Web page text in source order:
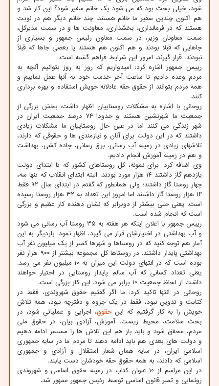
شود، خیلی بحث بود که می شود یک خانم سفیر شود؟ این کار شد و
هم اکنون چندین سفیر ما خانم هستند. چند خانم دیگر هم در نوبت
هستند که در فرمانداری، بخشداری، معاونت ها و در سمت مدیرکل،
سمت معاونان وزیر، در سمت معاون رئیس جمهور و بسیاری از
جاهایی که قبلا بودند و هم اکنون هم هستند یا بعضی جاها که قبلاً
نبودند، قرار گیرند. امروز این شرایط فراهم گشته است.
رییس جمهور اشاره کرد: امیدواریم که روز به روز بتوانیم آنچه به
مردم وعده دادیم تا ساعت آخر خدمت خود به آنها عمل نماییم و
همه مردم بتوانند از حقوق حقه عادلانه خویش استفاده و بهره برداری
کنند.
روحانی با اشاره به مشکلات روستاییان اظهار داشت: بخش بزرگی از
جمعیت ما شهرنشین هستند و حدودا ۷۴ درصد جمعیت ایران در
شهر زندگی می کنند اما در عین حال روستاییان ما مشکلات زیادی
داشتند که در این دولت برای آنان و نیازمندی ها و حقوقی که دارند،
تلاشهای زیادی در زمینه آب رسانی، برق رسانی، جاده کشی، بهداشت
و هم در زمینه آموزش انجام دادیم.
وی اضافه کرد: برای نمونه، کل روستاهای کشور که تا ابتدای دولت
یازدهم گاز داشتند ۱۴ هزار مورد بودند. البته ابتدای انقلاب که تنها سه،
چهار روستا گاز داشتند؛ ولی همانطور که گفتم در ابتدای سال ۹۲ فقط
۱۴ هزار روستا گاز داشتند اما امروز این تعداد به ۳۲ هزار روستا رسیده
است. یعنی حتی بیشتر از دوبرابر که نشان دهنده کار عظیم و بزرگی
است که انجام شده است.
رییس جمهور با اعلان اینکه هر هفته به ۳۵ روستا آب رسانی می شود
و آب بهداشتی در اختیارشان قرار می گیرد، اظهار نمود: باردیگر به این
آمار هم توجه کنید که در روستاها و شهرها کمتر از یک میلیون نفر آب
بهداشتی پایدار داشتند. در روستاها کل مجموعه بیشتر از ۹۰۰ هزار نفر
بوده است که در انتهای دولت این میزان به ۱۰ میلیون نفر می رسد.
یعنی تعداد کسانی که آب سالم پایدار روستایی در اختیار خواهند
داشت از لحاظ جمعیت ۱۰ برابر می شود. این کار بزرگی است.
روحانی در انتها تاکید کرد: ما اگر گفتیم حقوق شهروندی، فقط در
کتابت و تدوین نبود، فقط در یک جزوه و دفترچه نبود، همه تلاش
خویش را به کار گرفتیم که اینحقوق، اجرایی و عملیاتی شود، در
بحث سلامت، محیط زیست، آموزش، آزادی بیان، در حقوق ملی
مردم، محقق شود و باید باز هم این تلاش ها را مستمر ادامه دهیم
و دولت های بعدی هم باید ادامه دهند تا مردم ما در سایه جمهوری
اسلامی ایران، در سایه همان شعار استقلال و آزادی و جمهوری
اسلامی که دادند، به همه حقوق حقه خودشان دست یابند.
در این مراسم از ۱۰ عنوان کتاب در زمینه حقوق اساسی و شهروندی
رونمایی و تمبر قانون اساسی توسط رئیس جمهور ممهور شد.